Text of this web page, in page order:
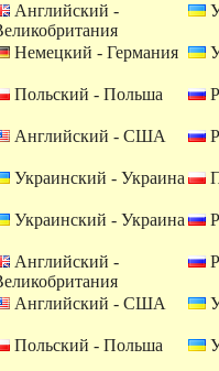
Английский -
Немецкий - Германия
Польский - Польша
Английский - США
Украинский - Украина
Украинский - Украина
Английский -
Английский - США
Польский - Польша